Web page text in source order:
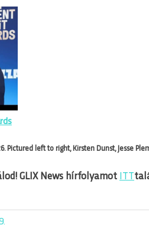
Pictured left to right, Kirsten Dunst, Jesse
GLIX News hírfolyamot